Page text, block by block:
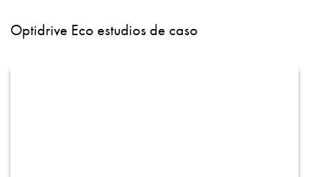
Optidrive Eco estudios de caso